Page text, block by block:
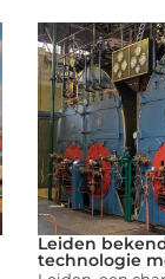
Leiden
technologie